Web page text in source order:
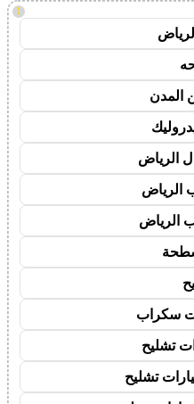
!
المدن
الرياض
الرياض
سكراب
تشليح
تشليح